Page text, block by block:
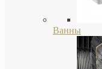
Ванны